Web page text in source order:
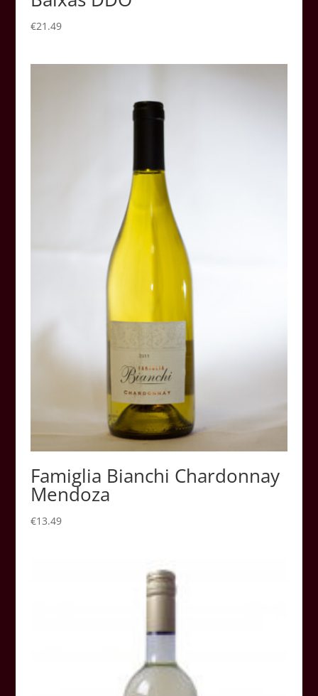
€21.49
Famiglia Bianchi Chardonnay
Mendoza
€13.49